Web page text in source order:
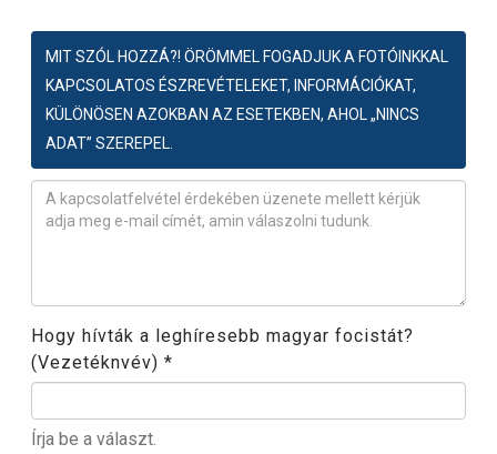
MIT SZÓL HOZZÁ?! ÖRÖMMEL FOGADJUK A FOTÓINKKAL
KAPCSOLATOS ÉSZREVÉTELEKET, INFORMÁCIÓKAT,
KÜLÖNÖSEN AZOKBAN AZ ESETEKBEN, AHOL „NINCS
ADAT” SZEREPEL.
Hogy hívták a leghíresebb magyar focistát?
(Vezetéknvév) *
Írja be a választ.